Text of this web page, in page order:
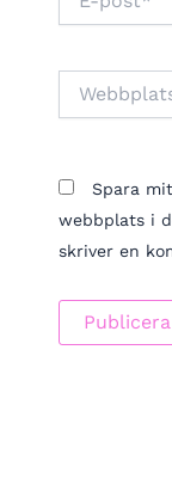
post*
Spara
webbplats i
skriver en